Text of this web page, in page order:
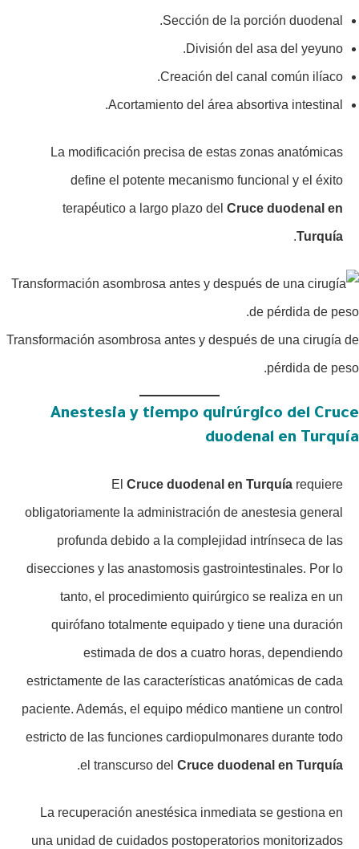
Sección de la porción duodenal.
División del asa del yeyuno.
Creación del canal común ilíaco.
Acortamiento del área absortiva intestinal.
La modificación precisa de estas zonas anatómicas
define el potente mecanismo funcional y el éxito
terapéutico a largo plazo del Cruce duodenal en
Turquía
.
Transformación asombrosa antes y después de una cirugía de
pérdida de peso.
Anestesia y tiempo quirúrgico del Cruce
duodenal en Turquía
El Cruce duodenal en Turquía requiere
obligatoriamente la administración de anestesia general
profunda debido a la complejidad intrínseca de las
disecciones y las anastomosis gastrointestinales. Por lo
tanto, el procedimiento quirúrgico se realiza en un
quirófano totalmente equipado y tiene una duración
estimada de dos a cuatro horas, dependiendo
estrictamente de las características anatómicas de cada
paciente. Además, el equipo médico mantiene un control
estricto de las funciones cardiopulmonares durante todo
el transcurso del Cruce duodenal en Turquía
.
La recuperación anestésica inmediata se gestiona en
una unidad de cuidados postoperatorios monitorizados